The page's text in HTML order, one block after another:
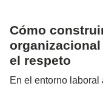
Cómo
el respeto
En el entorno